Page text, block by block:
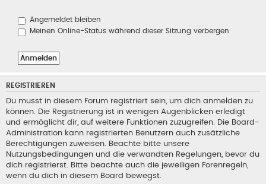
Angemeldet bleiben
Meinen Online-Status während dieser Sitzung verbergen
REGISTRIEREN
Du musst in diesem Forum registriert sein, um dich anmelden zu
können. Die Registrierung ist in wenigen Augenblicken erledigt
und ermöglicht dir, auf weitere Funktionen zuzugreifen. Die Board-
Administration kann registrierten Benutzern auch zusätzliche
Berechtigungen zuweisen. Beachte bitte unsere
Nutzungsbedingungen und die verwandten Regelungen, bevor du
dich registrierst. Bitte beachte auch die jeweiligen Forenregeln,
wenn du dich in diesem Board bewegst.